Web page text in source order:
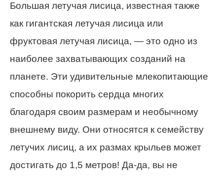
Большая летучая лисица, известная также
как гигантская летучая лисица или
фруктовая летучая лисица, — это одно из
наиболее захватывающих созданий на
планете. Эти удивительные млекопитающие
способны покорить сердца многих
благодаря своим размерам и необычному
внешнему виду. Они относятся к семейству
летучих лисиц, а их размах крыльев может
достигать до 1,5 метров! Да-да, вы не